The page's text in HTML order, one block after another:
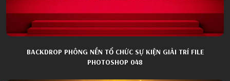
BACKDROP PHÔNG NỀN TỔ CHỨC SỰ KIỆN GIẢI TRÍ FILE
PHOTOSHOP 048